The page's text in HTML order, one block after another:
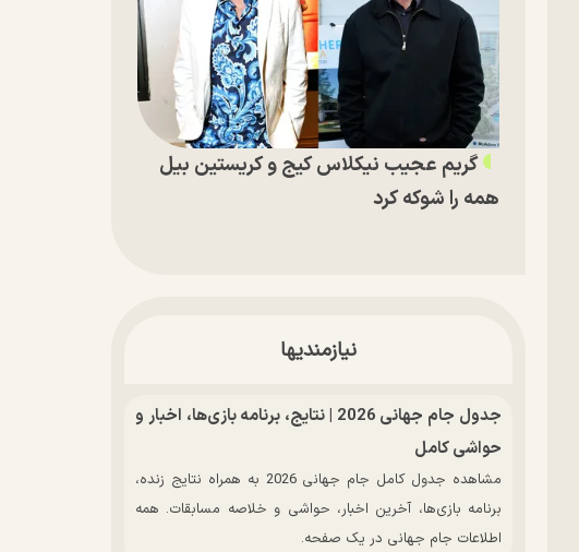
گریم عجیب نیکلاس کیج و کریستین بیل
همه را شوکه کرد
نیازمندیها
جدول جام جهانی 2026 | نتایج، برنامه بازی‌ها، اخبار و
حواشی کامل
مشاهده جدول کامل جام جهانی 2026 به همراه نتایج زنده،
برنامه بازی‌ها، آخرین اخبار، حواشی و خلاصه مسابقات. همه
اطلاعات جام جهانی در یک صفحه.